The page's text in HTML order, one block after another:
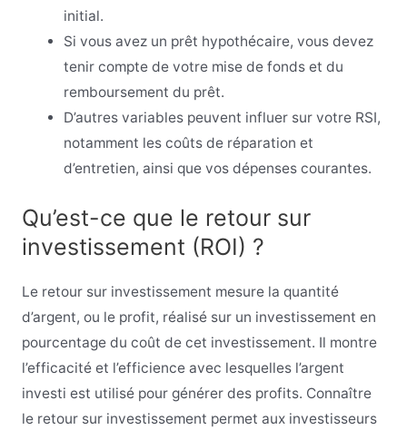
initial.
Si vous avez un prêt hypothécaire, vous devez
tenir compte de votre mise de fonds et du
remboursement du prêt.
D’autres variables peuvent influer sur votre RSI,
notamment les coûts de réparation et
d’entretien, ainsi que vos dépenses courantes.
Qu’est-ce que le retour sur
investissement (ROI) ?
Le retour sur investissement mesure la quantité
d’argent, ou le profit, réalisé sur un investissement en
pourcentage du coût de cet investissement. Il montre
l’efficacité et l’efficience avec lesquelles l’argent
investi est utilisé pour générer des profits. Connaître
le retour sur investissement permet aux investisseurs